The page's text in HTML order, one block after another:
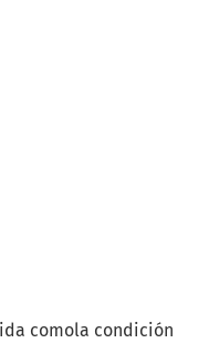
comola condición